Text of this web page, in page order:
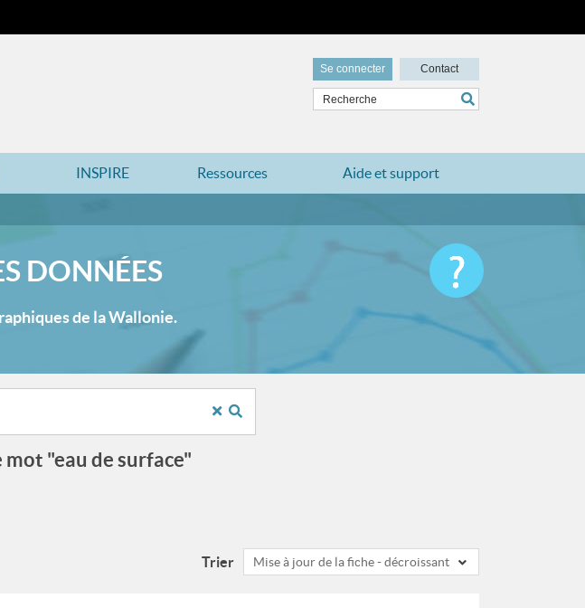
Se connecter Contact
INSPIRE Ressources Aide et support
DONNÉES
de la Wallonie.
"eau de surface"
Trier Mise à jour de la fiche - décroissant